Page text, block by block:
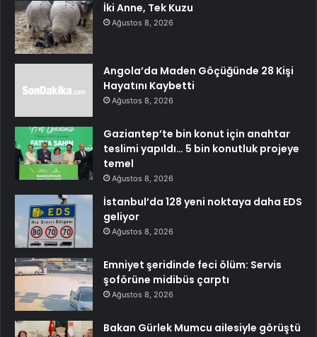
İki Anne, Tek Kuzu
Ağustos 8, 2026
Angola’da Maden Göçüğünde 28 Kişi
Hayatını Kaybetti
Ağustos 8, 2026
Gaziantep’te bin konut için anahtar
teslimi yapıldı… 5 bin konutluk projeye
temel
Ağustos 8, 2026
İstanbul’da 128 yeni noktaya daha EDS
geliyor
Ağustos 8, 2026
Emniyet şeridinde feci ölüm: Servis
şoförüne midibüs çarptı
Ağustos 8, 2026
Bakan Gürlek Mumcu ailesiyle görüştü